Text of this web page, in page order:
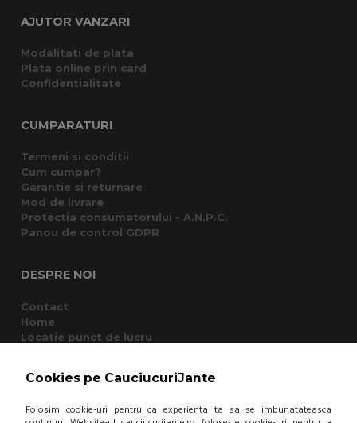
Cookies pe CauciucuriJante
Folosim cookie-uri pentru ca experienta ta sa se imbunatateasca
AJUTOR VANZARI
Modalitati de plata
Plata online prin card
Confidentialitate
CUMPARATURI
Termeni si conditii
Cum cumpar?
Garantie si returnare
Mod de livrare
Protectia consumatorului - A.N.P.C.
Panou de control GDPR
DESPRE NOI
Contact
Home
Locatie punct de lucru
Contacteaza-ne